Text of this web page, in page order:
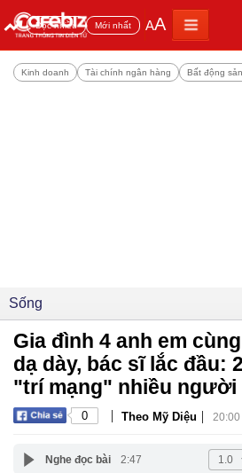
Đọc nhiều Mới nhất AA
Kinh doanh Tài chính ngân hàng Bất động sản
Sống
Gia đình 4 anh em
dạ dày, bác sĩ lắc đầu:
"trí mạng" nhiều người
0 | Theo Mỹ Diệu |
Nghe đọc bài 2:47